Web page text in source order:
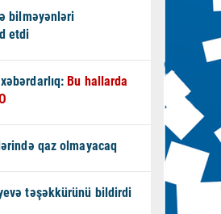
bilməyənləri
etdi
Bu hallarda
qaz olmayacaq
təşəkkürünü bildirdi